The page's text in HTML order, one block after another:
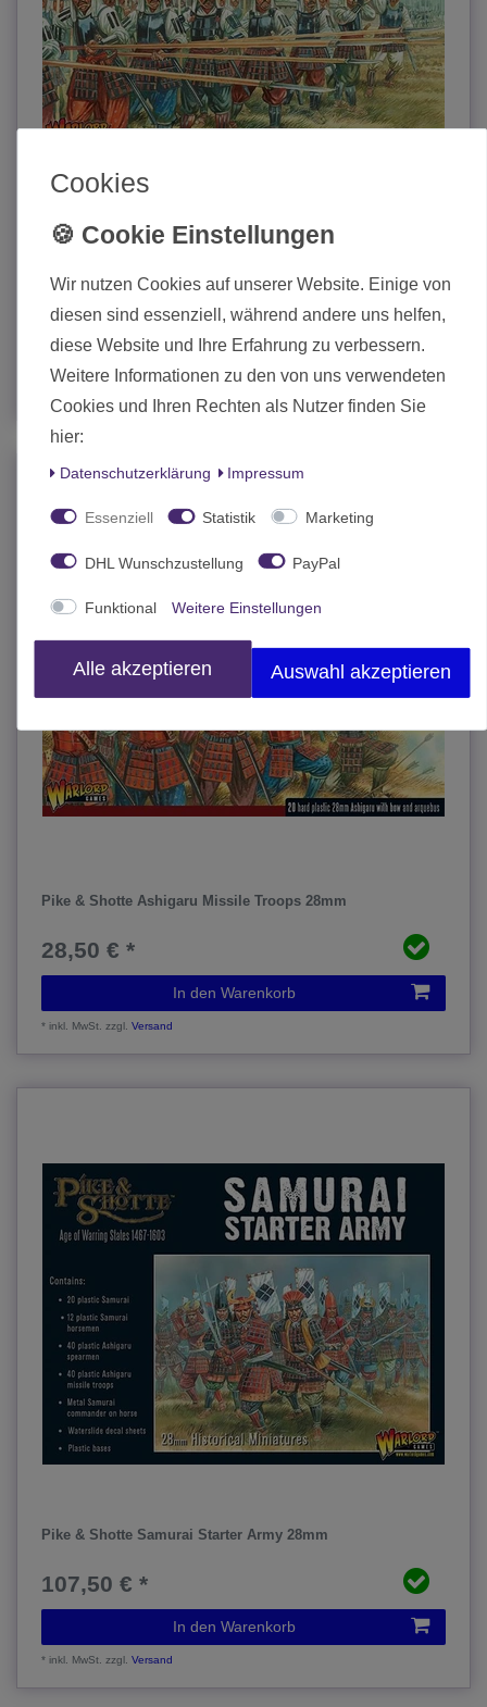
Pike & Shotte Ashigaru Spearmen 28mm
Statt 30,00 €
28,50 € *
Pike & Shotte Ashigaru Missile Troops 28mm
28,50 € *
In den Warenkorb
*inkl. MwSt. zzgl.Versand
Pike & Shotte Samurai Starter Army 28mm
107,50 € *
In den Warenkorb
*inkl. MwSt. zzgl.Versand
Cookies
Wir nutzen Cookies auf unserer Website. Einige von
diesen sind essenziell, während andere uns helfen,
diese Website und Ihre Erfahrung zu verbessern.
Weitere Informationen zu den von uns verwendeten
Cookies und Ihren Rechten als Nutzer finden Sie
hier:
Daten­schutz­erklärung Impressum
Essenziell Statistik Marketing
DHL Wunschzustellung PayPal
Funktional Weitere Einstellungen
Alle akzeptieren Auswahl akzeptieren